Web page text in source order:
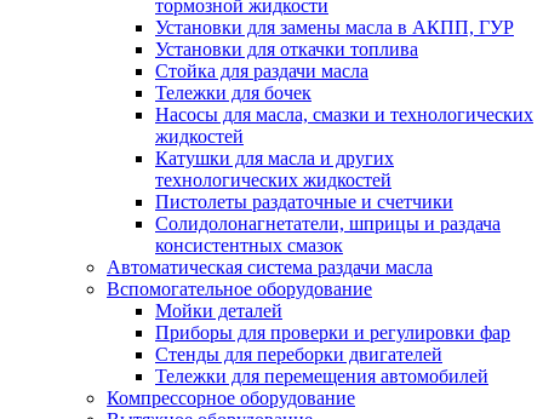
тормозной жидкости
Установки для замены масла в АКПП, ГУР
Установки для откачки топлива
Стойка для раздачи масла
Тележки для бочек
Насосы для масла, смазки и технологических
жидкостей
Катушки для масла и других
технологических жидкостей
Пистолеты раздаточные и счетчики
Солидолонагнетатели, шприцы и раздача
консистентных смазок
Автоматическая система раздачи масла
Вспомогательное оборудование
Мойки деталей
Приборы для проверки и регулировки фар
Стенды для переборки двигателей
Тележки для перемещения автомобилей
Компрессорное оборудование